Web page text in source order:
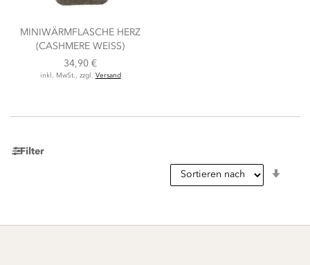
MINIWÄRMFLASCHE HERZ
(CASHMERE WEISS)
34,90 €
inkl. MwSt., zzgl. Versand
Filter